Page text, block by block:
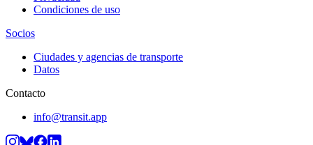
Condiciones de uso
Socios
Ciudades y agencias de transporte
Datos
Contacto
info@transit.app